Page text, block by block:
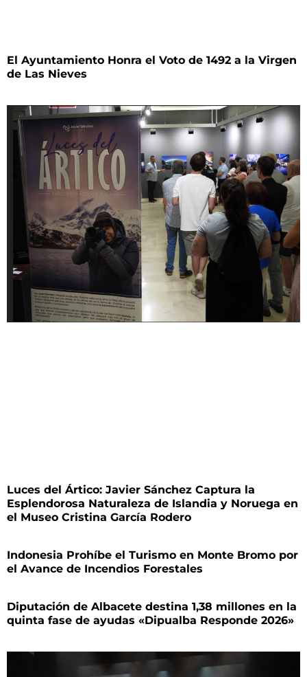
El Ayuntamiento Honra el Voto de 1492 a la Virgen
de Las Nieves
Luces del Ártico: Javier Sánchez Captura la
Esplendorosa Naturaleza de Islandia y Noruega en
el Museo Cristina García Rodero
Indonesia Prohíbe el Turismo en Monte Bromo por
el Avance de Incendios Forestales
Diputación de Albacete destina 1,38 millones en la
quinta fase de ayudas «Dipualba Responde 2026»